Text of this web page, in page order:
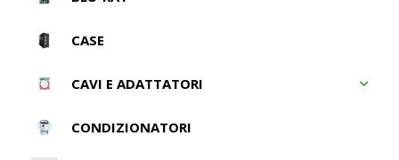
CASE
CAVI E ADATTATORI
CONDIZIONATORI